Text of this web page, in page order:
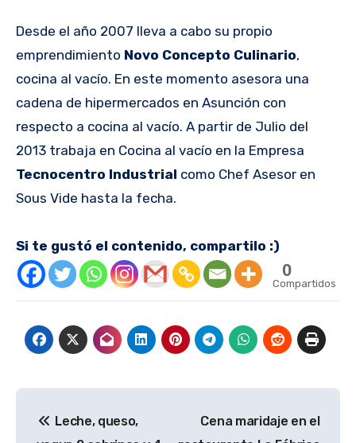
Desde el año 2007 lleva a cabo su propio
emprendimiento Novo Concepto Culinario,
cocina al vacío. En este momento asesora una
cadena de hipermercados en Asunción con
respecto a cocina al vacío. A partir de Julio del
2013 trabaja en Cocina al vacío en la Empresa
Tecnocentro Industrial como Chef Asesor en
Sous Vide hasta la fecha.
Si te gustó el contenido, compartilo :)
0
Compartidos
de
Leche, queso,
Cena maridaje en el